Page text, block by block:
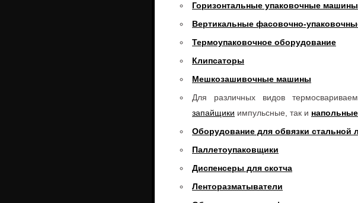
Горизонтальные упаковочные машины
Вертикальные фасовочно-
Термоупаковочное оборудование
Клипсаторы
Мешкозашивочные машины
Для различных видов
запайщики импульсные, так и
Оборудование для обвязки стальной
Паллетоупаковщики
Диспенсеры для скотча
Ленторазматыватели